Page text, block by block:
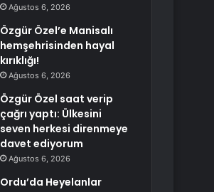
Ağustos 6, 2026
Özgür Özel’e Manisalı
hemşehrisinden hayal
kırıklığı!
Ağustos 6, 2026
Özgür Özel saat verip
çağrı yaptı: Ülkesini
seven herkesi direnmeye
davet ediyorum
Ağustos 6, 2026
Ordu’da Heyelanlar